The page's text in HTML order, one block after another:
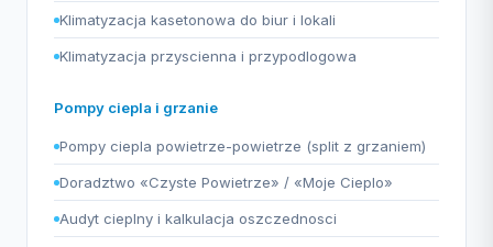
Klimatyzacja kasetonowa do biur i lokali
Klimatyzacja przyscienna i przypodlogowa
Pompy ciepla i grzanie
Pompy ciepla powietrze-powietrze (split z grzaniem)
Doradztwo «Czyste Powietrze» / «Moje Cieplo»
Audyt cieplny i kalkulacja oszczednosci